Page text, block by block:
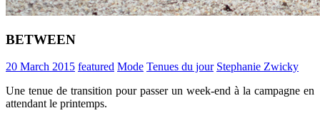
BETWEEN
20 March 2015 featured Mode Tenues du jour Stephanie Zwicky
Une tenue de transition pour passer un week-end à la campagne en
attendant le printemps.